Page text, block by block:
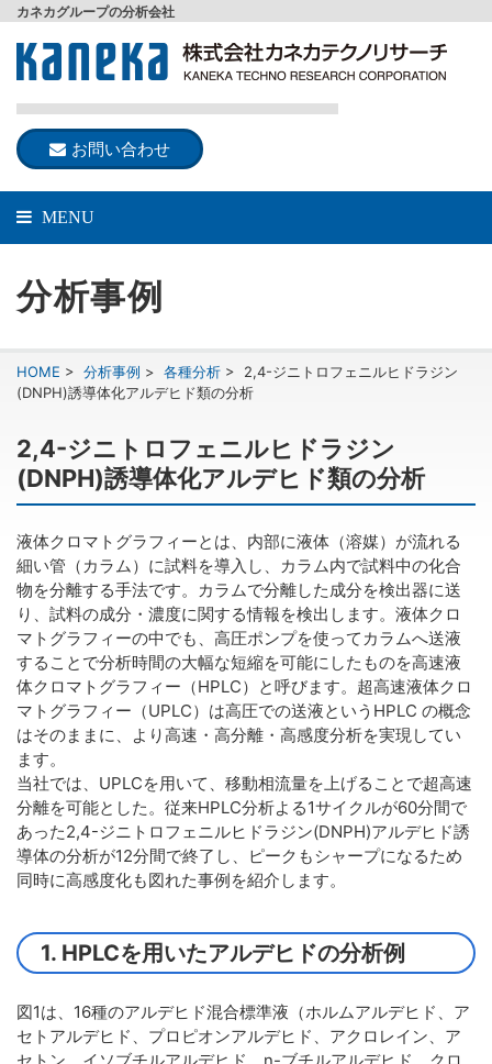
カネカグループの分析会社
お問い合わせ
MENU
分析事例
HOME > 分析事例 > 各種分析 >
2,4-ジニトロフェニルヒドラジン
(DNPH)誘導体化アルデヒド類の分析
2,4-ジニトロフェニルヒドラジン
(DNPH)誘導体化アルデヒド類の分析
液体クロマトグラフィーとは、内部に液体（溶媒）が流れる
細い管（カラム）に試料を導入し、カラム内で試料中の化合
物を分離する手法です。カラムで分離した成分を検出器に送
り、試料の成分・濃度に関する情報を検出します。液体クロ
マトグラフィーの中でも、高圧ポンプを使ってカラムへ送液
することで分析時間の大幅な短縮を可能にしたものを高速液
体クロマトグラフィー（HPLC）と呼びます。超高速液体クロ
マトグラフィー（UPLC）は高圧での送液というHPLC の概念
はそのままに、より高速・高分離・高感度分析を実現してい
ます。
当社では、UPLCを用いて、移動相流量を上げることで超高速
分離を可能とした。従来HPLC分析よる1サイクルが60分間で
あった2,4-ジニトロフェニルヒドラジン(DNPH)アルデヒド誘
導体の分析が12分間で終了し、ピークもシャープになるため
同時に高感度化も図れた事例を紹介します。
1. HPLCを用いたアルデヒドの分析例
図1は、16種のアルデヒド混合標準液（ホルムアルデヒド、ア
セトアルデヒド、プロピオンアルデヒド、アクロレイン、ア